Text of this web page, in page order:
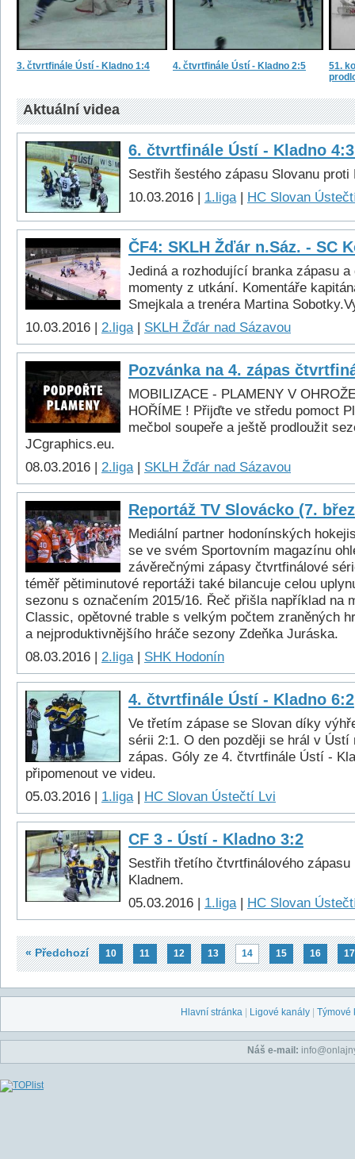
3. čtvrtfinále Ústí - Kladno 1:4 4. čtvrtfinále Ústí - Kladno 2:5
51.
Aktuální videa
6. čtvrtfinále Ústí - Kladno
Sestřih šestého zápasu Slovanu proti
10.03.2016 | 1.liga| HC Slovan
ČF4: SKLH Žďár n.Sáz. - SC
Jediná a rozhodující branka zápasu
momenty z utkání. Komentáře
Smejkala a trenéra Martina
10.03.2016 | 2.liga| SKLH Žďár nad Sázavou
Pozvánka na 4. zápas
MOBILIZACE - PLAMENY V
HOŘÍME ! Přijďte ve středu pomoct
mečbol soupeře a ještě prodloužit
JCgraphics.eu.
08.03.2016 | 2.liga| SKLH Žďár nad Sázavou
Reportáž TV Slovácko (7.
Mediální partner hodonínských
se ve svém Sportovním magazínu
závěrečnými zápasy čtvrtfinálové
téměř pětiminutové reportáži také bilancuje celou
sezonu s označením 2015/16. Řeč přišla například na
Classic, opětovné trable s velkým počtem zraněných
a nejproduktivnějšího hráče sezony Zdeňka Juráska.
08.03.2016 | 2.liga| SHK Hodonín
4. čtvrtfinále Ústí - Kladno 6:2
Ve třetím zápase se Slovan díky
sérii 2:1. O den později se hrál v Ústí
zápas. Góly ze 4. čtvrtfinále Ústí -
připomenout ve videu.
05.03.2016 | 1.liga| HC Slovan Ústečtí Lvi
CF 3 - Ústí - Kladno 3:2
Sestřih třetího čtvrtfinálového
Kladnem.
05.03.2016 | 1.liga| HC Slovan
« Předchozí 10 11 12 13 14 15 16 17
Hlavní stránka Ligové kanály Týmové
Náš e-mail: